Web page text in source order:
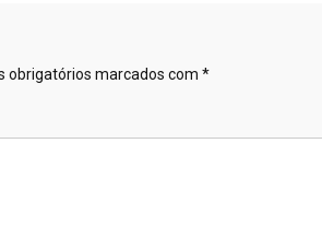
obrigatórios marcados com *